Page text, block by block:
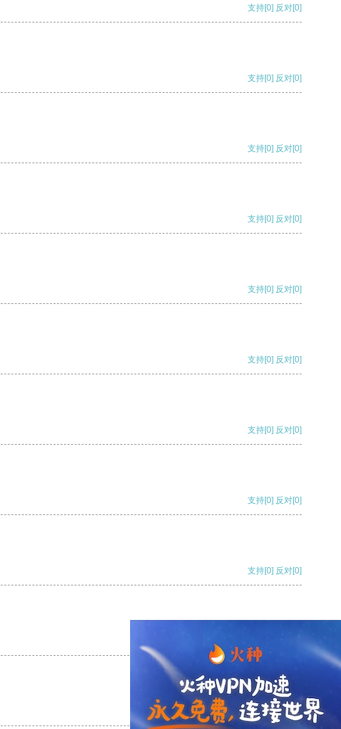
支持[0] 反对[0]
支持[0] 反对[0]
支持[0] 反对[0]
支持[0] 反对[0]
支持[0] 反对[0]
支持[0] 反对[0]
支持[0] 反对[0]
支持[0] 反对[0]
支持[0] 反对[0]
支持 [0] 反对[0]